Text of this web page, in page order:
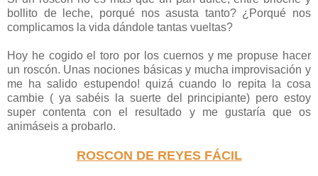
bollito de leche, porqué nos asusta tanto? ¿Porqué nos
complicamos la vida dándole tantas vueltas?
Hoy he cogido el toro por los cuernos y me propuse hacer
un roscón. Unas nociones básicas y mucha improvisación y
me ha salido estupendo! quizá cuando lo repita la cosa
cambie ( ya sabéis la suerte del principiante) pero estoy
super contenta con el resultado y me gustaría que os
animáseis a probarlo.
ROSCON DE REYES FÁCIL